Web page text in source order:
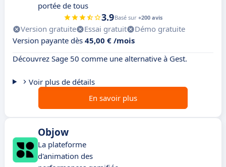
portée de tous
3.9Basé sur +200 avis
Version gratuite Essai gratuit
Démo gratuite
Version payante dès 45,00 € /mois
Découvrez Sage 50 comme une alternative à Gest.
Voir plus de détails
En savoir plus
Objow
La plateforme
d'animation des